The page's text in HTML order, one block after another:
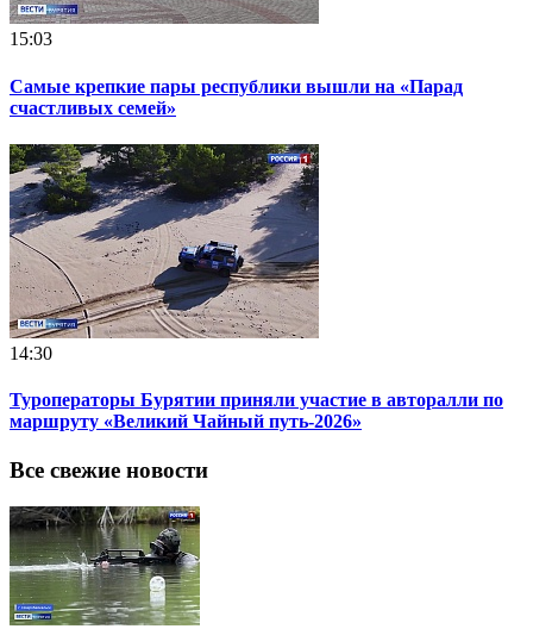
15:03
Самые крепкие пары республики вышли на «Парад
счастливых семей»
14:30
Туроператоры Бурятии приняли участие в авторалли по
маршруту «Великий Чайный путь-2026»
Все свежие новости